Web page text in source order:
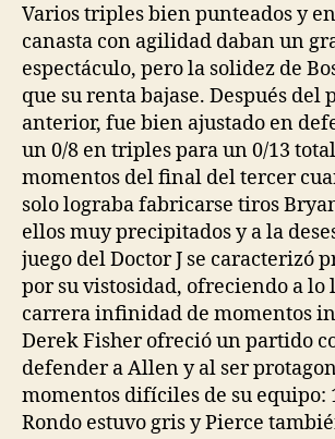
Varios triples bien punteados y
canasta con agilidad daban un
espectáculo, pero la solidez de
que su renta bajase. Después del
anterior, fue bien ajustado en
un 0/8 en triples para un 0/13
momentos del final del tercer
solo lograba fabricarse tiros
ellos muy precipitados y a la
juego del Doctor J se caracterizó
por su vistosidad, ofreciendo a lo
carrera infinidad de momentos
Derek Fisher ofreció un partido
defender a Allen y al ser
momentos difíciles de su equipo:
Rondo estuvo gris y Pierce